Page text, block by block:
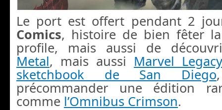
Le port est offert pendant 2
Comics, histoire de bien fêter
profile, mais aussi de
Metal, mais aussi Marvel Legacy
sketchbook de San Diego
précommander une édition
comme l’Omnibus Crimson.